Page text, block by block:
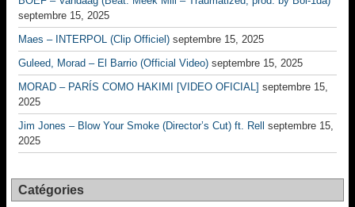
septembre 15, 2025
Maes – INTERPOL (Clip Officiel) septembre 15, 2025
Guleed, Morad – El Barrio (Official Video) septembre 15, 2025
MORAD – PARÍS COMO HAKIMI [VIDEO OFICIAL] septembre 15,
2025
Jim Jones – Blow Your Smoke (Director’s Cut) ft. Rell
septembre 15,
2025
Catégories